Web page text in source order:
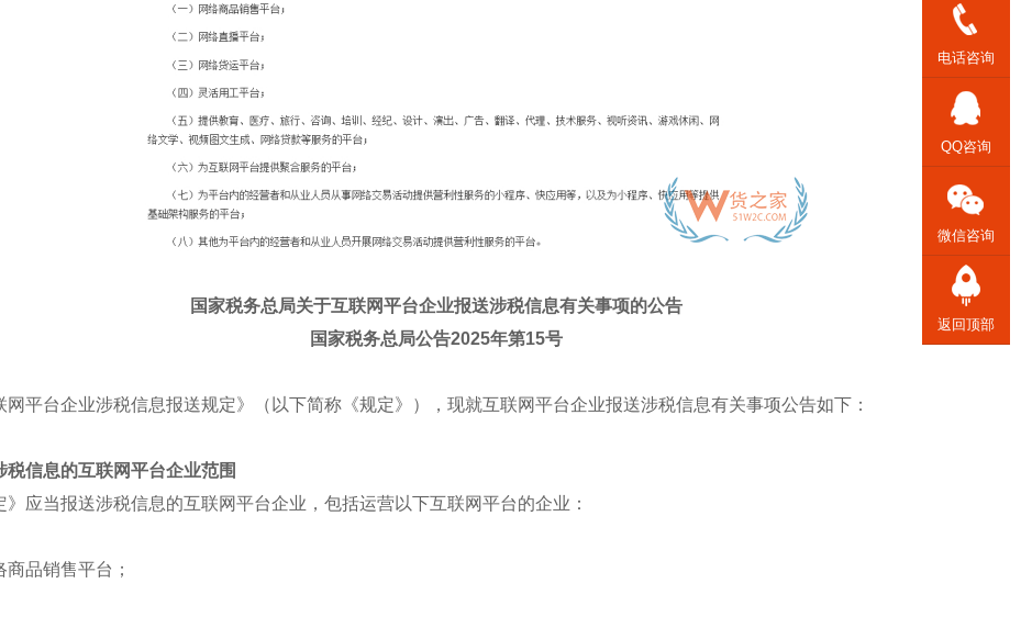
国家税务总局关于互联网平台企业报送涉税信息有关事项的公告
国家税务总局公告2025年第15号
网平台企业涉税信息报送规定》（以下简称《规定》），现就互联网平台企业报送涉税信息有关事项公告如下：
税信息的互联网平台企业范围
》应当报送涉税信息的互联网平台企业，包括运营以下互联网平台的企业：
商品销售平台；
电话咨询
QQ咨询
微信咨询
返回顶部